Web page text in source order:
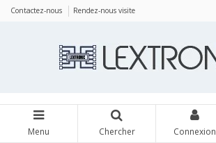
Contactez-nous Rendez-nous visite
Menu Chercher Connexion
Panneau de gestion des cookies